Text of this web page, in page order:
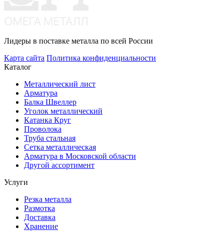
Лидеры в поставке металла по всей России
Карта сайта Политика конфиденциальности
Каталог
Металлический лист
Арматура
Балка Швеллер
Уголок металлический
Катанка Круг
Проволока
Труба стальная
Сетка металлическая
Арматура в Московской области
Другой ассортимент
Услуги
Резка металла
Размотка
Доставка
Хранение